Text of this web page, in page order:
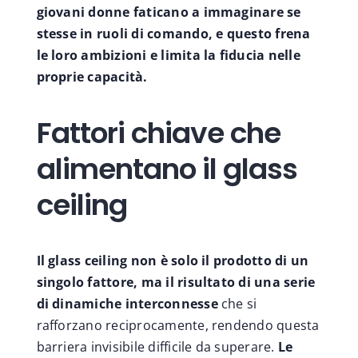
giovani donne faticano a immaginare se
stesse in ruoli di comando, e questo frena
le loro ambizioni e limita la fiducia nelle
proprie capacità.
Fattori chiave che
alimentano il glass
ceiling
Il glass ceiling non è solo il prodotto di un
singolo fattore, ma il risultato di una serie
di dinamiche interconnesseche si
rafforzano reciprocamente, rendendo questa
barriera invisibile difficile da superare. Le